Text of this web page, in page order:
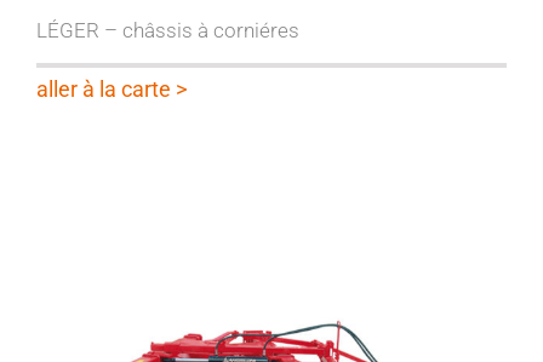
LÉGER – châssis à corniéres
aller à la carte >